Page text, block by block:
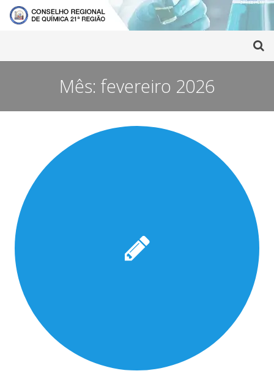
Mês: fevereiro 2026